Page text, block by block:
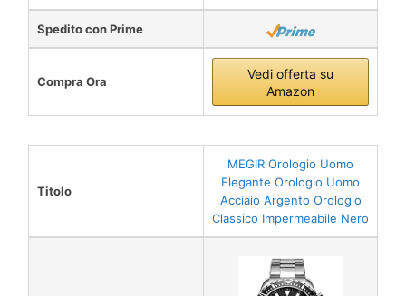
Spedito con Prime
Compra Ora
Vedi offerta su
Amazon
Titolo
MEGIR Orologio Uomo
Elegante Orologio Uomo
Acciaio Argento Orologio
Classico Impermeabile Nero